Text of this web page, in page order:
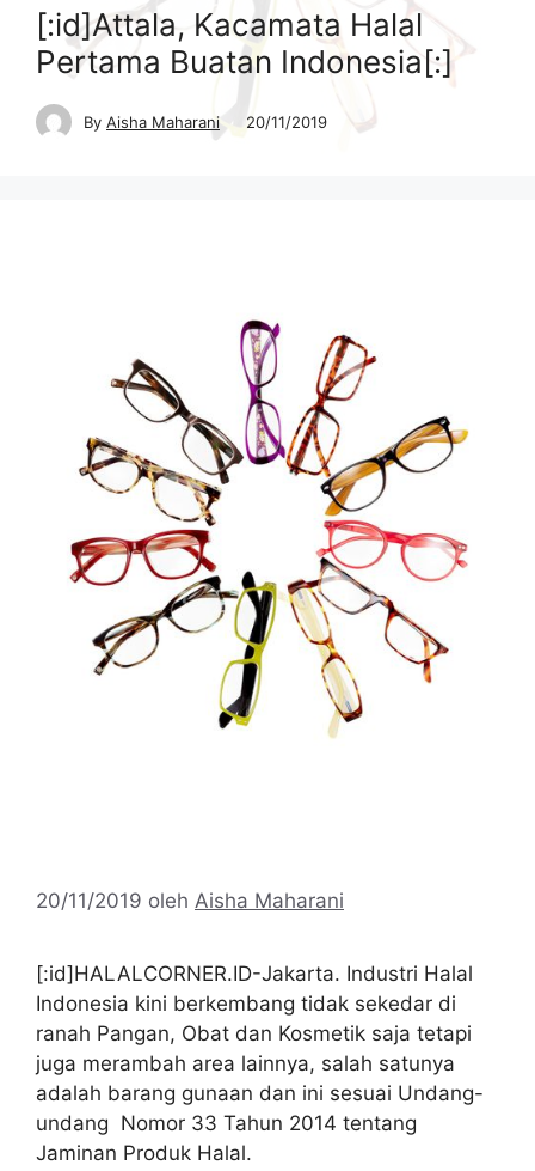
[:id]Attala, Kacamata Halal
Pertama Buatan Indonesia[:]
By Aisha Maharani 20/11/2019
20/11/2019 oleh Aisha Maharani
[:id]HALALCORNER.ID-Jakarta. Industri Halal
Indonesia kini berkembang tidak sekedar di
ranah Pangan, Obat dan Kosmetik saja tetapi
juga merambah area lainnya, salah satunya
adalah barang gunaan dan ini sesuai Undang-
undang Nomor 33 Tahun 2014 tentang
Jaminan Produk Halal.